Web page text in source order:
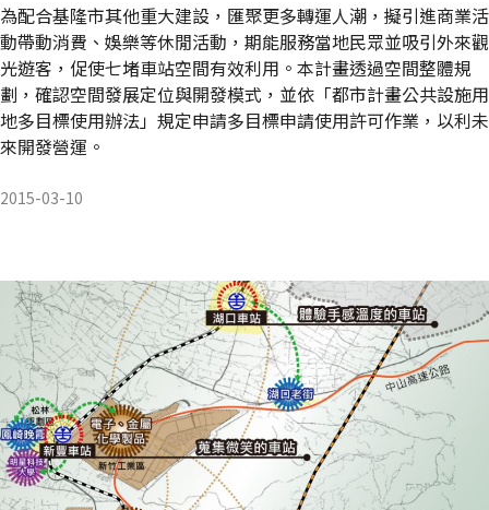
為配合基隆市其他重大建設，匯聚更多轉運人潮，擬引進商業活
動帶動消費、娛樂等休閒活動，期能服務當地民眾並吸引外來觀
光遊客，促使七堵車站空間有效利用。本計畫透過空間整體規
劃，確認空間發展定位與開發模式，並依「都市計畫公共設施用
地多目標使用辦法」規定申請多目標申請使用許可作業，以利未
來開發營運。
2015-03-10